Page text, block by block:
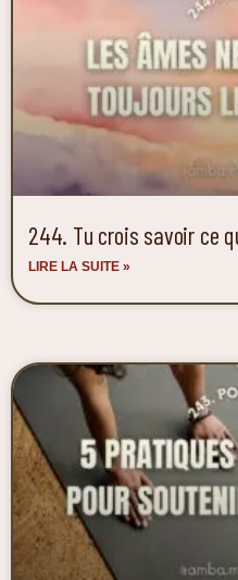
244. Tu crois savoir ce
LIRE LA SUITE »